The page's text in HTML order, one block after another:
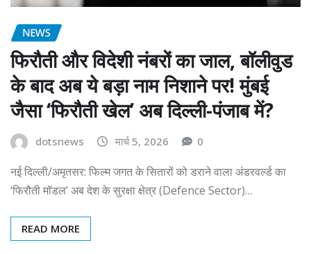
NEWS
फिरौती और विदेशी नंबरों का जाल, बॉलीवुड
के बाद अब ये बड़ा नाम निशाने पर! मुंबई
जैसा ‘फिरौती खेल’ अब दिल्ली-पंजाब में?
dotsnews मार्च 5, 2026 0
नई दिल्ली/अमृतसर: फिल्म जगत के सितारों को डराने वाला अंडरवर्ल्ड का
‘फिरौती मॉडल’ अब देश के सुरक्षा क्षेत्र (Defence Sector)…
READ MORE